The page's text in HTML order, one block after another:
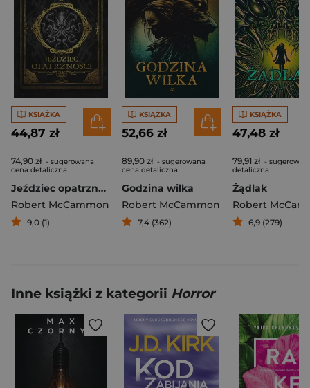
KSIĄŻKA
44,87 zł
74,90 zł - sugerowana
cena detaliczna
Jeździec opatrzności. Matthew Corbett. Tom 4
Robert McCammon
9,0 (1)
KSIĄŻKA
52,66 zł
89,90 zł - sugerowana
cena detaliczna
Godzina wilka
Robert McCammon
7,4 (362)
KSIĄŻKA
47,48 zł
79,91 zł -
detaliczna
Żądlak
Robert
6,9 (279)
Inne książki z kategorii Horror